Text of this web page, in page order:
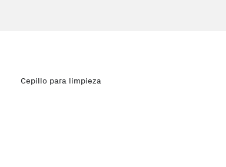
Cepillo para limpieza